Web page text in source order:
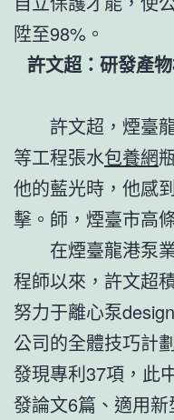
陞至98%。
許文超：研發產
許文超，煙臺
等工程張水包養網
他的藍光時，他感
擊。師，煙臺市高
在煙臺龍港泵
程師以來，許文超
努力于離心泵
公司的全體技巧計
發現專利37項，此
發論文6篇、適用